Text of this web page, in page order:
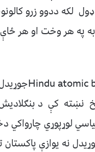
لکه ددوو زرو
په هر وخت او
نښته کې د بنګلاديش
لوړپوړي
نه يوازې